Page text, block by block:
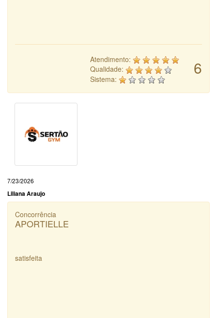
6
Atendimento:
Qualidade:
Sistema:
7/23/2026
Liliana Araujo
Concorrência
APORTIELLE
satisfeita